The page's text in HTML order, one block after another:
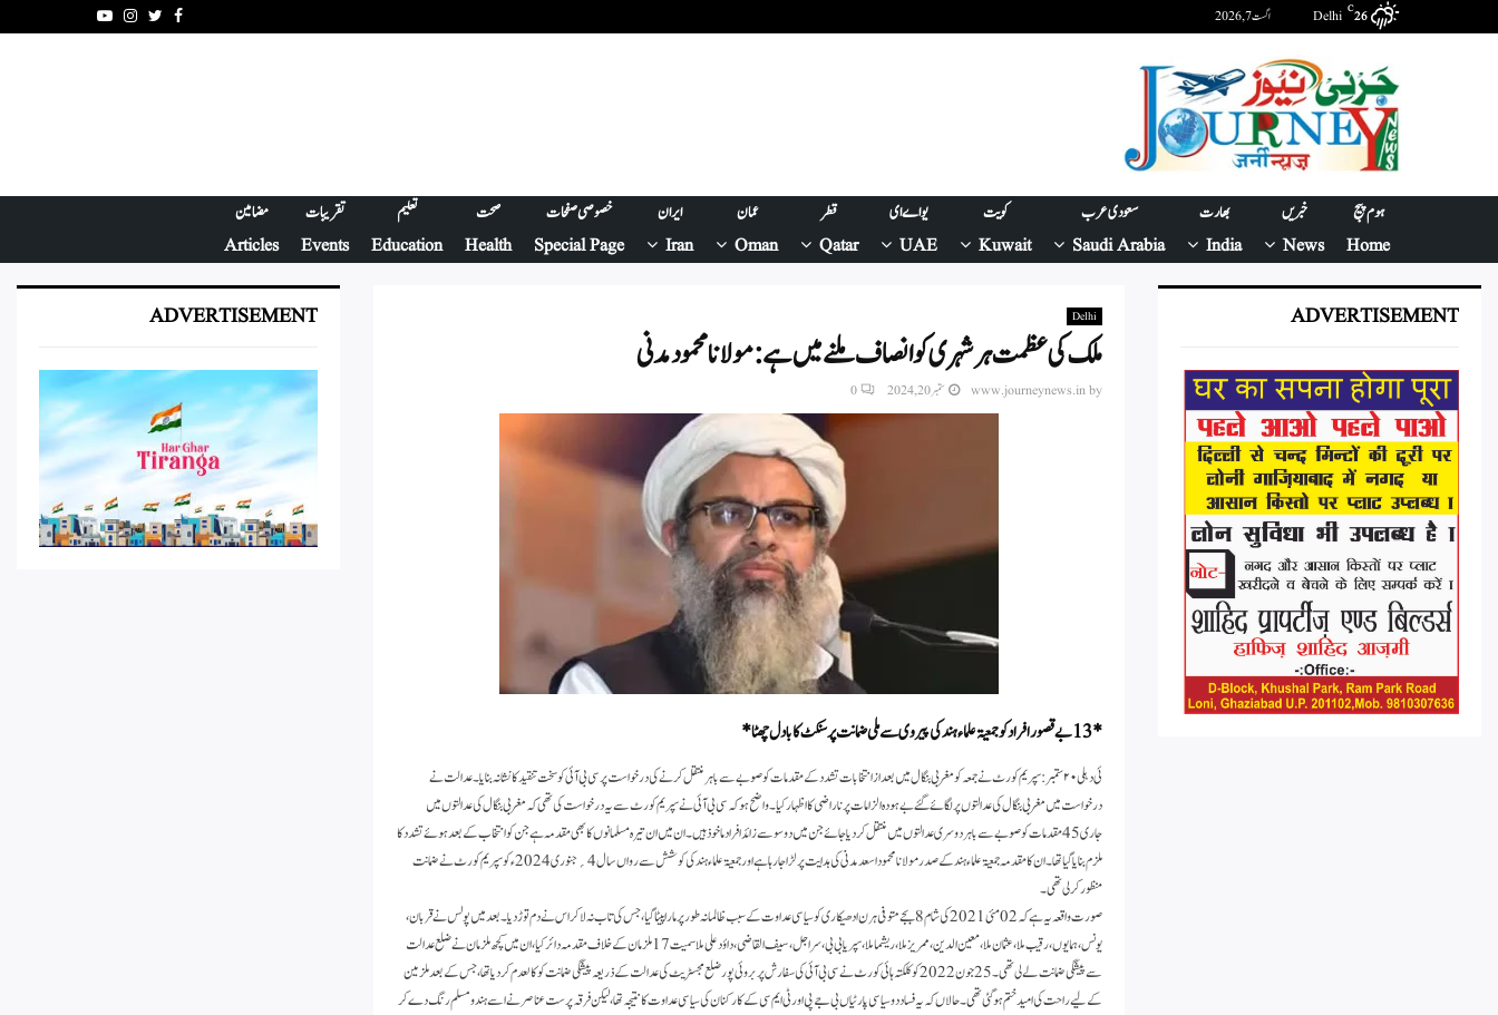
26
C
Delhi اگست 7, 2026 Facebook
Twitter
Instagram
Youtube
ہوم پیج
Home
خبریں
News
بھارت
India
سعودی عرب
Saudi Arabia
کویت
Kuwait
یو اے ای
UAE
قطر
Qatar
عمان
Oman
ایران
Iran
خصوصی صفحات
Special Page
صحت
Health
تعلیم
Education
تقریبات
Events
مضامین
Articles
Delhi
ملک کی عظمت ہر شہری کو انصاف ملنے میں ہے: مولانا محمود مدنی
by
www.journeynews.in ستمبر 20, 2024 0
*13بے قصور افراد کو جمعیۃ علماء ہند کی پیروی سے ملی ضمانت پرسنکٹ کا بادل چھٹا*
ئی دہلی ۲۰ ستمبر : سپریم کورٹ نے جمعہ کو مغربی بنگال میں بعد از انتخابات تشدد کے مقدمات کو صوبےسے باہر منتقل کرنے کی درخواست پر سی بی آئی کو سخت تنقید کا نشانہ بنایا۔ عدالت نے
درخواست میں مغربی بنگال کی عدالتوں پر لگائے گئے بے ہودہ الزامات پر ناراضی کا اظہار کیا۔واضح ہو کہ سی بی آئی نے سپریم کورٹ سے یہ درخواست کی تھی کہ مغربی بنگال کی عدالتوں میں
جاری 45 مقدمات کو صوبے سے باہر دوسری عدالتوں میں منتقل کردیا جائے جن میں دو سو سے زائد افراد ماخوذ ہیں ۔ ان میں ان تیرہ مسلمانوں کا بھی مقدمہ ہے جن کو انتخاب کے بعد ہوئےتشدد کا
ملزم بنا یا گیا تھا ۔ ان کا مقدمہ جمعیۃ علماء ہند کے صدر مولانا محمود اسعد مدنی کی ہدایت پر لڑا جارہا ہے اور جمعیۃ علماء ہندکی کوشش سے رواں سال 4؍جنوری 2024ء کو سپریم کورٹ نے ضمانت
منظور کرلی تھی ۔
صورت واقعہ یہ ہے کہ 02 مئی 2021 کی شام 8 بجے متوفی ہرن ادھیکاری کو سیاسی عداوت کے سبب ظالمانہ طور پر مارا پیٹاگیا، جس کی تاب نہ لاکر اس نے دم توڑ دیا۔ بعد میں پولس نے قربان،
یونس، ہمایوں، رقیب ملا، عثمان ملا، معین الدین،ممریز ملا، ریشما ملا، سپریا بی بی، سراجل، سیف القاضی، داؤدعلی ملا سمیت 17 ملزمان کے خلاف مقدمہ دائر کیا، ان میں کچھ ملزمان نے ضلع عدالت
سے پیشگی ضمانت لے لی تھی۔ 25 جون 2022 کو کلکتہ ہائی کورٹ نے سی بی آئی کی سفارش پر بروئی پور ضلع مجسٹریٹ کی عدالت کے ذریعہ پیشگی ضمانت کو کالعدم کردیا تھا، جس کے بعد ملزمین
کے لیے راحت کی امید ختم ہو گئی تھی۔ حالاں کہ یہ فساد دو سیاسی پارٹیاں بی جے پی اور ٹی ایم سی کے کارکنان کی سیاسی عداوت کا نتیجہ تھا، لیکن فرقہ پرست عناصر نے اسے ہندو مسلم رنگ دے کر
ADVERTISEMENT
ADVERTISEMENT